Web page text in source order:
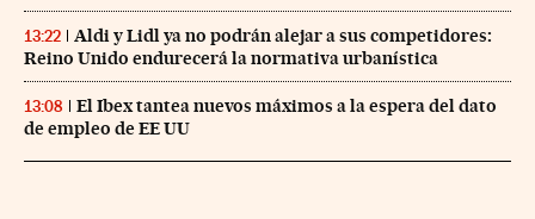
13:22
Aldi y Lidl ya no podrán alejar a sus competidores:
Reino Unido endurecerá la normativa urbanística
13:08
El Ibex tantea nuevos máximos a la espera del dato
de empleo de EE UU